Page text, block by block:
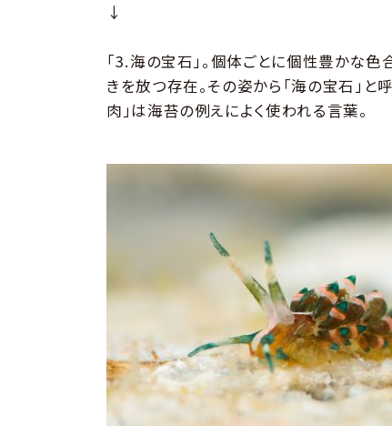
↓
「3.海の宝石」。個体ごとに個性豊かな
きを放つ存在。その姿から「海の宝石」と
肉」は海苔の例えによく使われる言葉。